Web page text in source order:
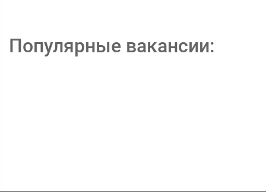
Популярные вакансии: